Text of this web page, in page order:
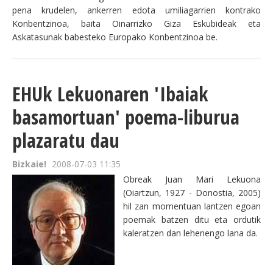
pena krudelen, ankerren edota umiliagarrien kontrako
Konbentzinoa, baita Oinarrizko Giza Eskubideak eta
Askatasunak babesteko Europako Konbentzinoa be.
EHUk Lekuonaren 'Ibaiak
basamortuan' poema-liburua
plazaratu dau
Bizkaie! 2008-07-03 11:35
Obreak Juan Mari Lekuona
(Oiartzun, 1927 - Donostia, 2005)
hil zan momentuan lantzen egoan
poemak batzen ditu eta ordutik
kaleratzen dan lehenengo lana da.